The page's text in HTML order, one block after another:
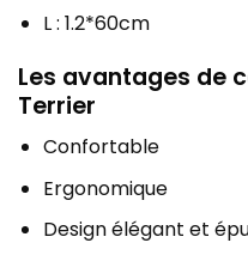
L : 1.2*60cm
Les avantages de
Terrier
Confortable
Ergonomique
Design élégant et